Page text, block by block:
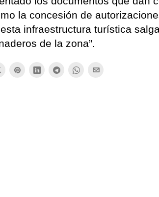
la concesión de
infraestructura turística
de la zona”.